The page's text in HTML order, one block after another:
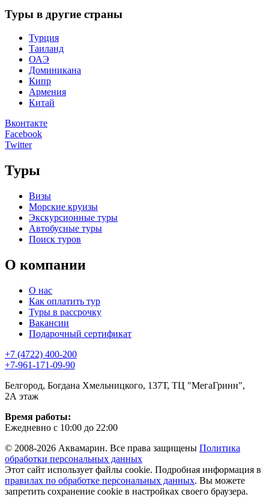
Туры в другие страны
Турция
Таиланд
ОАЭ
Доминикана
Кипр
Армения
Китай
Вконтакте
Facebook
Twitter
Туры
Визы
Морские круизы
Экскурсионные туры
Автобусные туры
Поиск туров
О компании
О нас
Как оплатить тур
Туры в рассрочку
Вакансии
Подарочный сертификат
+7 (4722) 400-200
+7-961-171-09-90
Белгород, Богдана Хмельницкого, 137Т, ТЦ "МегаГринн",
2А этаж
Время работы:
Ежедневно с 10:00 до 22:00
© 2008-2026 Аквамарин. Все права защищены Политика
обработки персональных данных
Этот сайт использует файлы cookie. Подробная информация в
правилах по обработке персональных данных. Вы можете
запретить сохранение cookie в настройках своего браузера.